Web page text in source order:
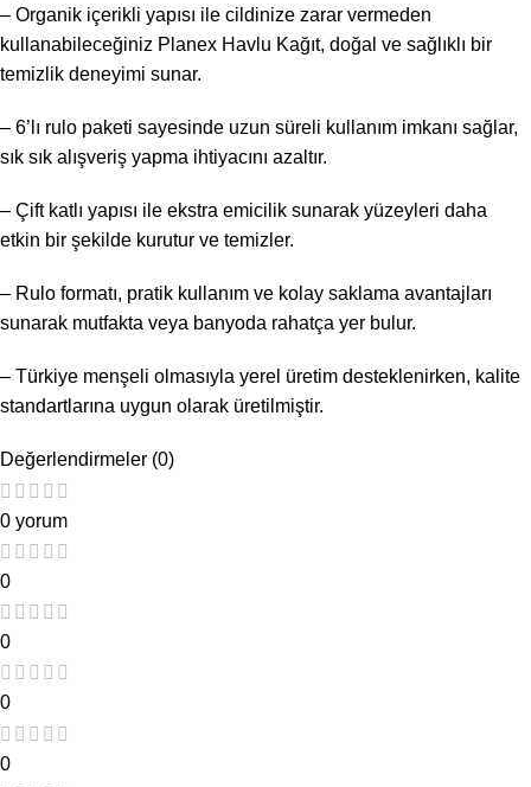
– Organik içerikli yapısı ile cildinize zarar vermeden
kullanabileceğiniz Planex Havlu Kağıt, doğal ve sağlıklı bir
temizlik deneyimi sunar.
– 6’lı rulo paketi sayesinde uzun süreli kullanım imkanı sağlar,
sık sık alışveriş yapma ihtiyacını azaltır.
– Çift katlı yapısı ile ekstra emicilik sunarak yüzeyleri daha
etkin bir şekilde kurutur ve temizler.
– Rulo formatı, pratik kullanım ve kolay saklama avantajları
sunarak mutfakta veya banyoda rahatça yer bulur.
– Türkiye menşeli olmasıyla yerel üretim desteklenirken, kalite
standartlarına uygun olarak üretilmiştir.
Değerlendirmeler (0)
0 yorum
0
0
0
0